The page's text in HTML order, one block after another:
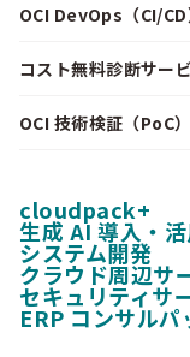
OCI DevOps（CI/
コスト無料診断サー
OCI 技術検証（PoC
cloudpack+
生成 AI 導入・
システム開発
クラウド周辺サ
セキュリティサ
ERP コンサルパ